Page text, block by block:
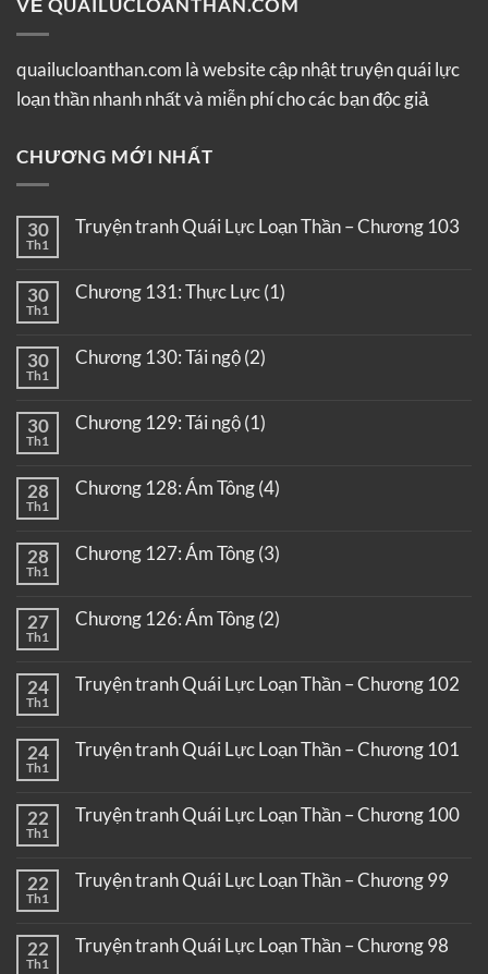
VỀ QUAILUCLOANTHAN.COM
quailucloanthan.com là website cập nhật truyện quái lực
loạn thần nhanh nhất và miễn phí cho các bạn độc giả
CHƯƠNG MỚI NHẤT
30
Th1
Truyện tranh Quái Lực Loạn Thần – Chương 103
30
Th1
Chương 131: Thực Lực (1)
30
Th1
Chương 130: Tái ngộ (2)
30
Th1
Chương 129: Tái ngộ (1)
28
Th1
Chương 128: Ám Tông (4)
28
Th1
Chương 127: Ám Tông (3)
27
Th1
Chương 126: Ám Tông (2)
24
Th1
Truyện tranh Quái Lực Loạn Thần – Chương 102
24
Th1
Truyện tranh Quái Lực Loạn Thần – Chương 101
22
Th1
Truyện tranh Quái Lực Loạn Thần – Chương 100
22
Th1
Truyện tranh Quái Lực Loạn Thần – Chương 99
22
Th1
Truyện tranh Quái Lực Loạn Thần – Chương 98